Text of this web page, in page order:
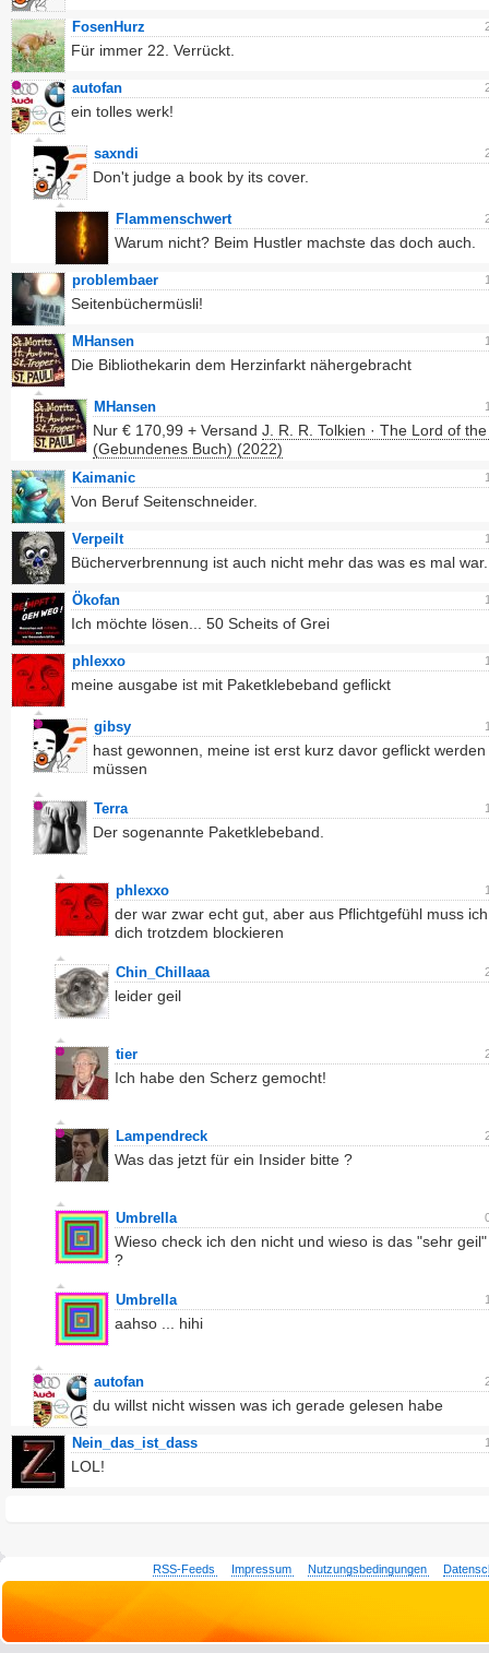
FosenHurz
Für immer 22. Verrückt.
autofan
ein tolles werk!
saxndi
Don't judge a book by its cover.
Flammenschwert
Warum nicht? Beim Hustler machste das doch auch.
problembaer
Seitenbüchermüsli!
MHansen
Die Bibliothekarin dem Herzinfarkt nähergebracht
MHansen
Nur € 170,99 + Versand J. R. R. Tolkien · The Lord of
(Gebundenes Buch) (2022)
Kaimanic
Von Beruf Seitenschneider.
Verpeilt
Bücherverbrennung ist auch nicht mehr das was es mal war.
Ökofan
Ich möchte lösen... 50 Scheits of Grei
phlexxo
meine ausgabe ist mit Paketklebeband geflickt
gibsy
hast gewonnen, meine ist erst kurz davor geflickt werden
müssen
Terra
Der sogenannte Paketklebeband.
phlexxo
der war zwar echt gut, aber aus Pflichtgefühl muss ich
dich trotzdem blockieren
Chin_Chillaaa
leider geil
tier
Ich habe den Scherz gemocht!
Lampendreck
Was das jetzt für ein Insider bitte ?
Umbrella
Wieso check ich den nicht und wieso is das "sehr geil"
?
Umbrella
aahso ... hihi
autofan
du willst nicht wissen was ich gerade gelesen habe
Nein_das_ist_dass
LOL!
RSS-Feeds Impressum Nutzungsbedingungen